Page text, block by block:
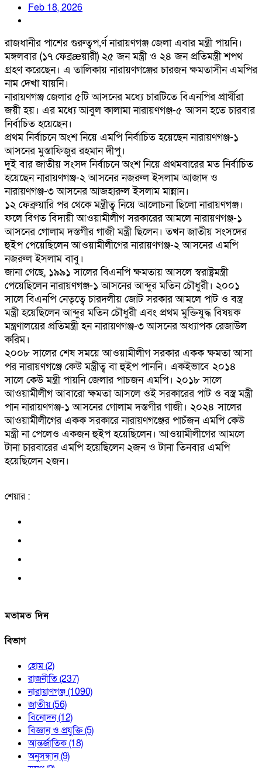
Feb 18, 2026
রাজধানীর পাশের গুরুত্বপ‚র্ণ নারায়ণগঞ্জ জেলা এবার মন্ত্রী পায়নি।
মঙ্গলবার (১৭ ফেব্রæয়ারী) ২৫ জন মন্ত্রী ও ২৪ জন প্রতিমন্ত্রী শপথ
গ্রহণ করেছেন। এ তালিকায় নারায়ণগঞ্জের চারজন ক্ষমতাসীন এমপির
নাম দেখা যায়নি।
নারায়ণগঞ্জ জেলার ৫টি আসনের মধ্যে চারটিতে বিএনপির প্রার্থীরা
জয়ী হয়। এর মধ্যে আবুল কালামা নারায়ণগঞ্জ-৫ আসন হতে চারবার
নির্বাচিত হয়েছেন।
প্রথম নির্বাচনে অংশ নিয়ে এমপি নির্বাচিত হয়েছেন নারায়ণগঞ্জ-১
আসনের মুস্তাফিজুর রহমান দীপু।
দুই বার জাতীয় সংসদ নির্বাচনে অংশ নিয়ে প্রথমবারের মত নির্বাচিত
হয়েছেন নারায়ণগঞ্জ-২ আসনের নজরুল ইসলাম আজাদ ও
নারায়ণগঞ্জ-৩ আসনের আজহারুল ইসলাম মান্নান।
১২ ফেব্রুয়ারি পর থেকে মন্ত্রীত্ব নিয়ে আলোচনা ছিলো নারায়ণগঞ্জ।
ফলে বিগত বিদায়ী আওয়ামীলীগ সরকারের আমলে নারায়ণগঞ্জ-১
আসনের গোলাম দস্তগীর গাজী মন্ত্রী ছিলেন। তখন জাতীয় সংসদের
হুইপ পেয়েছিলেন আওয়ামীলীগের নারায়ণগঞ্জ-২ আসনের এমপি
নজরুল ইসলাম বাবু।
জানা গেছে, ১৯৯১ সালের বিএনপি ক্ষমতায় আসলে স্বরাষ্ট্রমন্ত্রী
পেয়েছিলেন নারায়ণগঞ্জ-১ আসনের আব্দুর মতিন চৌধুরী। ২০০১
সালে বিএনপি নেতৃত্বে চারদলীয় জোট সরকার আমলে পাট ও বস্ত্র
মন্ত্রী হয়েছিলেন আব্দুর মতিন চৌধুরী এবং প্রথম মুক্তিযুদ্ধ বিষয়ক
মন্ত্রণালয়ের প্রতিমন্ত্রী হন নারায়ণগঞ্জ-৩ আসনের অধ্যাপক রেজাউল
করিম।
২০০৮ সালের শেষ সময়ে আওয়ামীলীগ সরকার একক ক্ষমতা আসা
পর নারায়ণগঞ্জে কেউ মন্ত্রীত্ব বা হুইপ পাননি। একইভাবে ২০১৪
সালে কেউ মন্ত্রী পায়নি জেলার পাচজন এমপি। ২০১৮ সালে
আওয়ামীলীগ আবারো ক্ষমতা আসলে ওই সরকারের পাট ও বস্ত্র মন্ত্রী
পান নারায়ণগঞ্জ-১ আসনের গোলাম দস্তগীর গাজী। ২০২৪ সালের
আওয়ামীলীগের একক সরকারে নারায়ণগঞ্জের পাচঁজন এমপি কেউ
মন্ত্রী না পেলেও একজন হুইপ হয়েছিলেন। আওয়ামীলীগের আমলে
টানা চারবারের এমপি হয়েছিলেন ২জন ও টানা তিনবার এমপি
হয়েছিলেন ২জন।
শেয়ার :
মতামত দিন
বিভাগ
হোম(2)
রাজনীতি(237)
নারায়াণগঞ্জ(1090)
জাতীয়(56)
বিনোদন(12)
বিজ্ঞান ও প্রযুক্তি(5)
আন্তর্জাতিক(18)
অনুসন্ধান(9)